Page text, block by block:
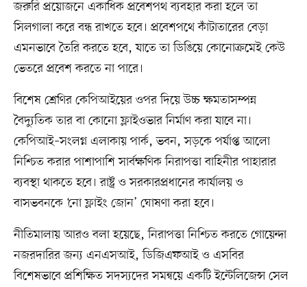
জরুরি প্রয়োজনে একাধিক প্রবেশপথ ব্যবহার করা হলে তা
সিলগালা করে বন্ধ রাখতে হবে। প্রবেশপথে কাঁটাতারের বেড়া
এমনভাবে তৈরি করতে হবে, যাতে তা ডিঙিয়ে কোনোক্রমেই কেউ
ভেতরে প্রবেশ করতে না পারে।
বিশেষ শ্রেণির কেপিআইয়ের ওপর দিয়ে উচ্চ ক্ষমতাসম্পন্ন
বৈদ্যুতিক তার বা কোনো ফ্লাইওভার নির্মাণ করা যাবে না।
কেপিআই–সংলগ্ন এলাকায় পার্ক, ভবন, সড়কে পর্যাপ্ত আলো
নিশ্চিত করার পাশাপাশি সার্বক্ষণিক নিরাপত্তা বাহিনীর পাহারার
ব্যবস্থা থাকতে হবে। রাষ্ট্র ও সরকারপ্রধানের কার্যালয় ও
বাসভবনকে ‘নো ফ্লাইং জোন’ ঘোষণা করা হবে।
নীতিমালায় আরও বলা হয়েছে, নিরাপত্তা নিশ্চিত করতে গোয়েন্দা
নজরদারির জন্য এনএসআই, ডিজিএফআই ও এসবির
বিশেষভাবে প্রশিক্ষিত সদস্যদের সমন্বয়ে একটি ইন্টেলিজেন্স সেল